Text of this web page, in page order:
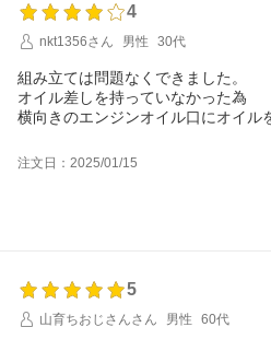
■価格について
コスパ最高です。私はコスパマンな
してくれれば元が取れると考えて購
が、この調子で動いてくれればokで
頼むと３万円/年）
■運送方法・組立
近くの配送センターに受取にいきま
後部座席を倒さずにトランクに積
二人でやれば、それほど大変ではな
組立はグリスが必要というのが焦
オイルジョッキ（ろうと）はあっ
いうちに購入すると軒先で組立ら
この機種は、プロボックスの荷台に
載ります。
梱包サイズを記載して頂けると良い
4
nkt1356さん
男性 30代
組み立ては問題なくできました。
オイル差しを持っていなかった為
横向きのエンジンオイル口にオイル
本体を少し傾けて漏斗を差し規定
本体を水平にしたところ
オイルがドバドバ流れてきました。
エンジンテスト時のオイルが多少
注文日：2025/01/15
5
山育ちおじさんさん
男性 60代